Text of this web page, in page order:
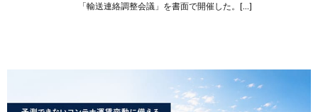
「輸送連絡調整会議」を書面で開催した。[…]